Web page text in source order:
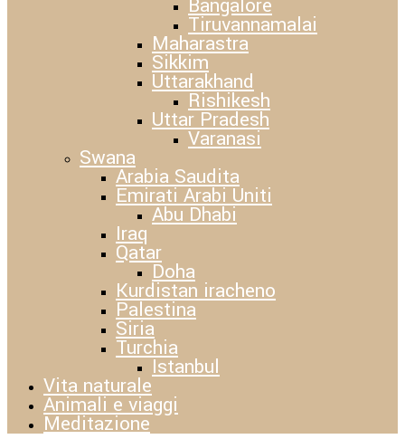
Bangalore
Tiruvannamalai
Maharastra
Sikkim
Uttarakhand
Rishikesh
Uttar Pradesh
Varanasi
Swana
Arabia Saudita
Emirati Arabi Uniti
Abu Dhabi
Iraq
Qatar
Doha
Kurdistan iracheno
Palestina
Siria
Turchia
Istanbul
Vita naturale
Animali e viaggi
Meditazione